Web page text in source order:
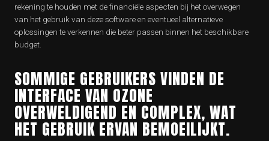
rekening te houden met de financiële aspecten bij het overwegen
van het gebruik van deze software en eventueel alternatieve
oplossingen te verkennen die beter passen binnen het beschikbare
budget.
SOMMIGE GEBRUIKERS VINDEN DE
INTERFACE VAN OZONE
OVERWELDIGEND EN COMPLEX, WAT
HET GEBRUIK ERVAN BEMOEILIJKT.